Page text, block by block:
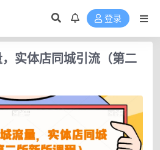
登录
实体店同城引流（第二